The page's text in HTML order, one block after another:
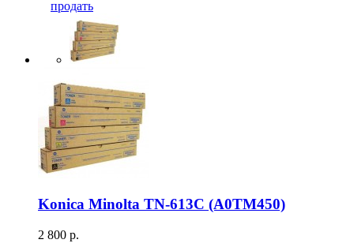
продать
Konica Minolta TN-613C (A0TM450)
2 800 р.